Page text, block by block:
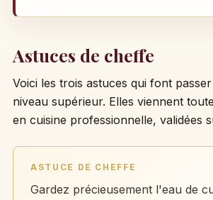
Astuces de cheffe
Voici les trois astuces qui font
niveau supérieur. Elles viennent
en cuisine professionnelle, validées
ASTUCE DE CHEFFE
Gardez précieusement l'eau de